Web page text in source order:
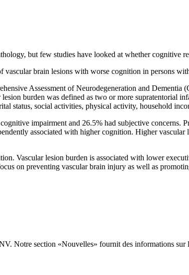
but few studies have looked at whether cognitive
vascular brain lesions with worse cognition in persons
Assessment of Neurodegeneration and
burden was defined as two or more supratentorial
status, social activities, physical activity, household
impairment and 26.5% had subjective concerns.
associated with higher cognition. Higher
Vascular lesion burden is associated with lower
on preventing vascular brain injury as well as
Notre section «Nouvelles» fournit des informations sur